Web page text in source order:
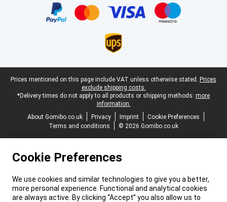
Legal footer
Prices mentioned on this page include VAT unless otherwise stated. Prices
exclude shipping costs.
*Delivery times do not apply to all products or shipping methods: more
information.
About Gomibo.co.uk
Privacy Imprint
Cookie Preferences
Terms and conditions
© 2026 Gomibo.co.uk
Cookie Preferences
We use cookies and similar technologies to give you a better,
more personal experience. Functional and analytical cookies
are always active. By clicking “Accept” you also allow us to